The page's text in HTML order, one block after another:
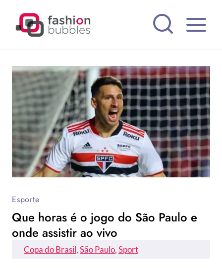
Esporte
Que horas é o jogo do São Paulo e
onde assistir ao vivo
Copa do Brasil, São Paulo, Sport